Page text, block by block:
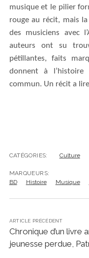
musique et le pilier
rouge au récit, mais
des musiciens avec
auteurs ont su
pétillantes, faits
donnent à
commun. Un récit a
CATÉGORIES: Culture
MARQUEURS:
BD
Histoire Musique
ARTICLE PRÉCÉDENT
Chronique d’un livre
jeunesse perdue,